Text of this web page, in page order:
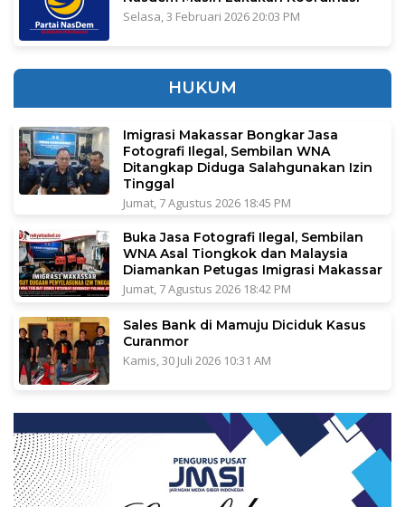
Selasa, 3 Februari 2026 20:03 PM
HUKUM
Imigrasi Makassar Bongkar Jasa
Fotografi Ilegal, Sembilan WNA
Ditangkap Diduga Salahgunakan Izin
Tinggal
Jumat, 7 Agustus 2026 18:45 PM
Buka Jasa Fotografi Ilegal, Sembilan
WNA Asal Tiongkok dan Malaysia
Diamankan Petugas Imigrasi Makassar
Jumat, 7 Agustus 2026 18:42 PM
Sales Bank di Mamuju Diciduk Kasus
Curanmor
Kamis, 30 Juli 2026 10:31 AM